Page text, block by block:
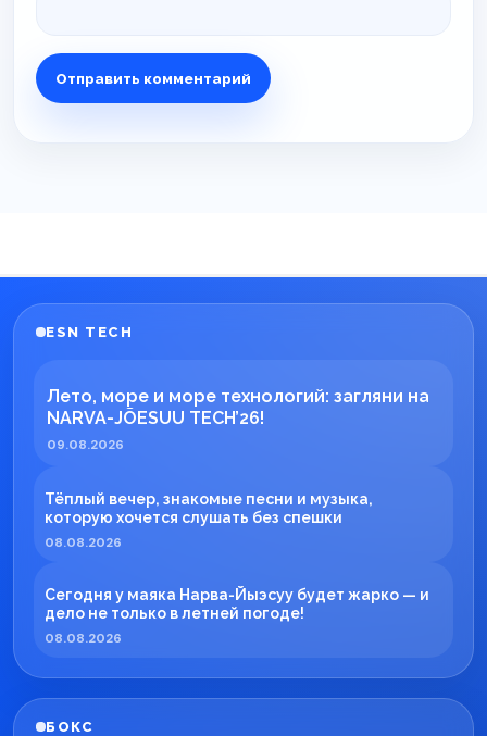
ESN TECH
Лето, море и море технологий: загляни на
NARVA-JÕESUU TECH’26!
09.08.2026
Тёплый вечер, знакомые песни и музыка,
которую хочется слушать без спешки
08.08.2026
Сегодня у маяка Нарва-Йыэсуу будет жарко — и
дело не только в летней погоде!
08.08.2026
БОКС